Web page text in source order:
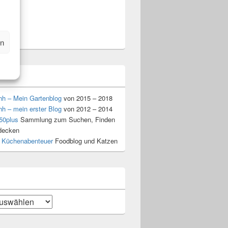
– Mein Gartenblogvon 2015 – 2018
– mein erster Blogvon 2012 – 2014
Sammlung zum Suchen, Finden
Foodblog und Katzen